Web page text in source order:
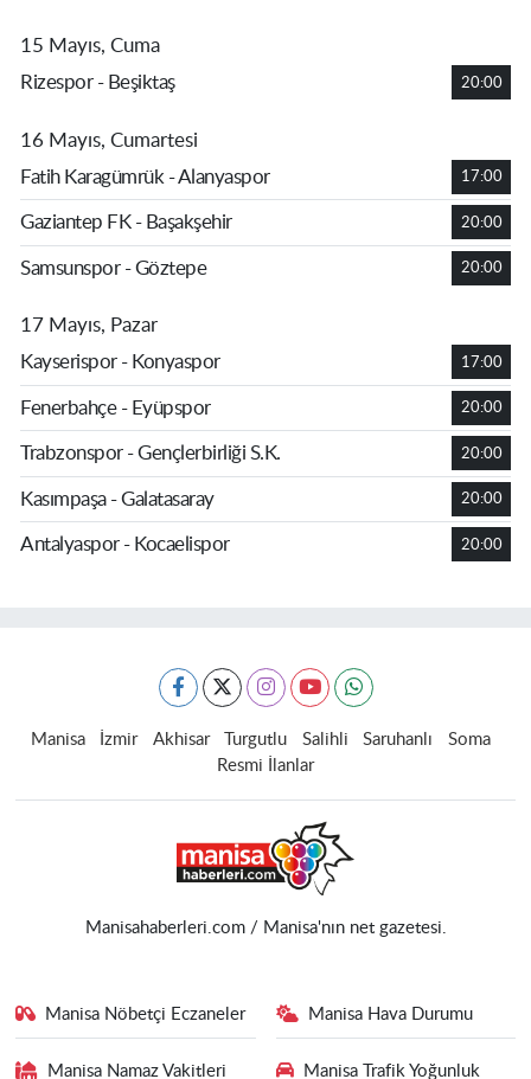
15 Mayıs, Cuma
Rizespor - Beşiktaş
20:00
16 Mayıs, Cumartesi
Fatih Karagümrük - Alanyaspor
17:00
Gaziantep FK - Başakşehir 20:00
Samsunspor - Göztepe 20:00
17 Mayıs, Pazar
Kayserispor - Konyaspor
17:00
Fenerbahçe - Eyüpspor 20:00
Trabzonspor - Gençlerbirliği S.K. 20:00
Kasımpaşa - Galatasaray 20:00
Antalyaspor - Kocaelispor 20:00
Manisa İzmir Akhisar Turgutlu Salihli Saruhanlı
Soma
Resmi İlanlar
Manisahaberleri.com / Manisa'nın net gazetesi.
Manisa Nöbetçi Eczaneler Manisa Hava Durumu
Manisa Namaz Vakitleri Manisa Trafik Yoğunluk